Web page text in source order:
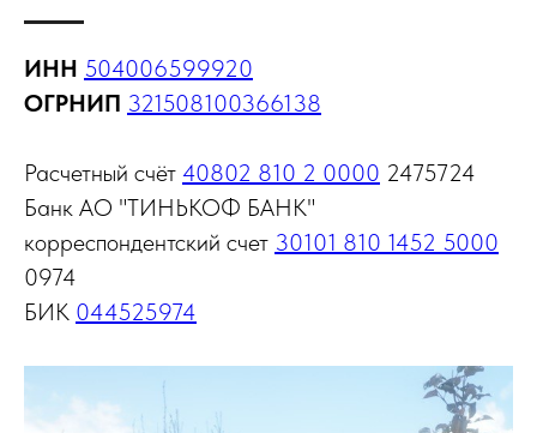
ИНН 504006599920
ОГРНИП 321508100366138
Расчетный счёт 40802 810 2 0000 2475724
Банк АО "ТИНЬКОФ БАНК"
корреспондентский счет 30101 810 1452 5000
0974
БИК 044525974